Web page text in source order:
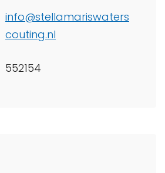
info@stellamariswaters
couting.nl
552154